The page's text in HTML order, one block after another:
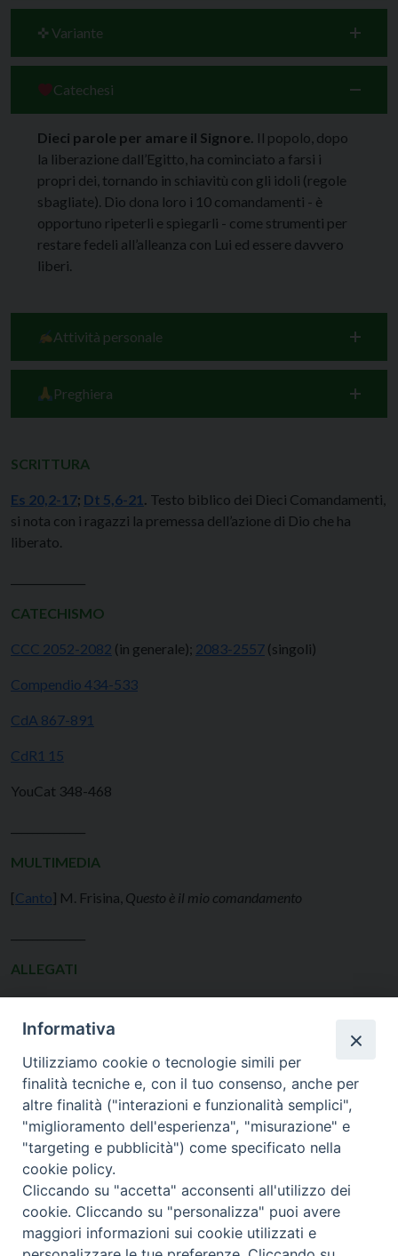
✜ Variante
Catechesi
Dieci parole per amare il Signore. Il popolo, dopo
la liberazione dall’Egitto, ha cominciato a farsi i
propri dei, tornando in schiavitù con gli idoli (regole
sbagliate). Dio dona loro i 10 comandamenti - è
opportuno ripeterli e spiegarli - come strumenti per
restare fedeli all’alleanza con Lui ed essere davvero
liberi.
Attività personale
Preghiera
SCRITTURA
Es 20,2-17; Dt 5,6-21 . Testo biblico dei Dieci Comandamenti,
si nota con i ragazzi la premessa dell’azione di Dio che ha
liberato.
CATECHISMO
CCC 2052-2082 (in generale); 2083-2557 (singoli)
Compendio 434-533
CdA 867-891
CdR1 15
YouCat 348-468
MULTIMEDIA
[Canto] M. Frisina, Questo è il mio comandamento
ALLEGATI
Informativa
Utilizziamo cookie o tecnologie simili per
finalità tecniche e, con il tuo consenso, anche per
altre finalità ("interazioni e funzionalità semplici",
"miglioramento dell'esperienza", "misurazione" e
"targeting e pubblicità") come specificato nella
cookie policy.
Cliccando su "accetta" acconsenti all'utilizzo dei
cookie. Cliccando su "personalizza" puoi avere
maggiori informazioni sui cookie utilizzati e